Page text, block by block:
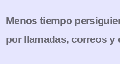
Menos tiempo
por llamadas, correos y